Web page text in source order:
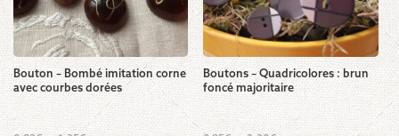
Bouton – Bombé imitation corne
avec courbes dorées
Boutons – Quadricolores : brun
foncé majoritaire